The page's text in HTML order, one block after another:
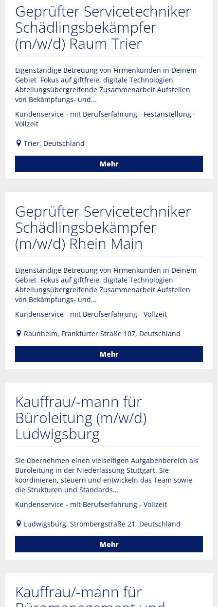
Geprüfter Servicetechniker
Schädlingsbekämpfer
(m/w/d) Raum Trier
Eigenständige Betreuung von Firmenkunden in Deinem
Gebiet Fokus auf giftfreie, digitale Technologien
Abteilungsübergreifende Zusammenarbeit Aufstellen
von Bekämpfungs- und...
Kundenservice - mit Berufserfahrung - Festanstellung -
Vollzeit
Trier, Deutschland
Mehr
Geprüfter Servicetechniker
Schädlingsbekämpfer
(m/w/d) Rhein Main
Eigenständige Betreuung von Firmenkunden in Deinem
Gebiet Fokus auf giftfreie, digitale Technologien
Abteilungsübergreifende Zusammenarbeit Aufstellen
von Bekämpfungs- und...
Kundenservice - mit Berufserfahrung - Vollzeit
Raunheim, Frankfurter Straße 107, Deutschland
Mehr
Kauffrau/-mann für
Büroleitung (m/w/d)
Ludwigsburg
Sie übernehmen einen vielseitigen Aufgabenbereich als
Büroleitung in der Niederlassung Stuttgart. Sie
koordinieren, steuern und entwickeln das Team sowie
die Strukturen und Standards...
Kundenservice - mit Berufserfahrung - Vollzeit
Ludwigsburg, Strombergstraße 21, Deutschland
Mehr
Kauffrau/-mann für